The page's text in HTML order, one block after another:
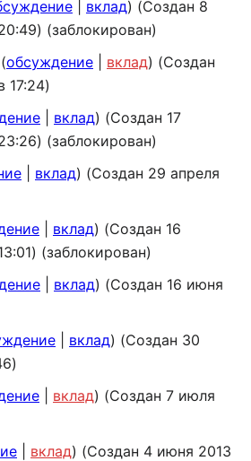
вклад (Создан 8
(заблокирован)
обсуждение вклад
(Создан
17:24)
вклад (Создан 17
(заблокирован)
вклад (Создан 29 апреля
вклад (Создан 16
(заблокирован)
вклад (Создан 16 июня
вклад (Создан 30
вклад
(Создан 7 июля
вклад
(Создан 4 июня 2013